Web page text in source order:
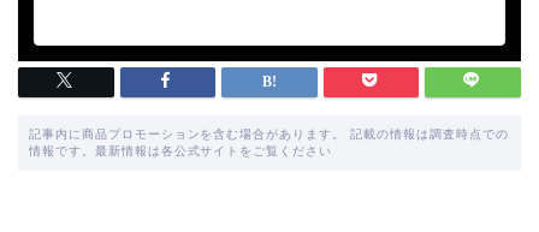
記事内に商品プロモーションを含む場合があります。 記載の情報は調査時点での
情報です。最新情報は各公式サイトをご覧ください